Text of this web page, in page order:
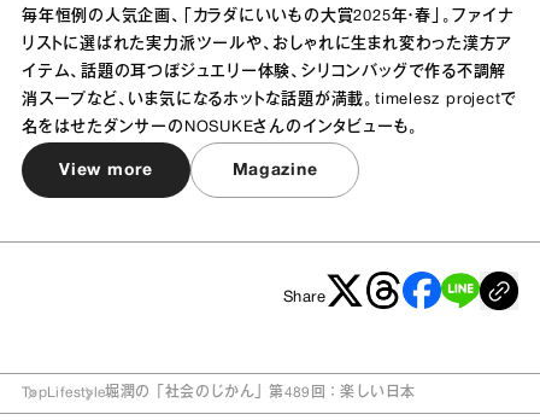
毎年恒例の人気企画、「カラダにいいもの大賞2025年・春」。ファイナ
リストに選ばれた実力派ツールや、おしゃれに生まれ変わった漢方ア
イテム、話題の耳つぼジュエリー体験、シリコンバッグで作る不調解
消スープなど、いま気になるホットな話題が満載。timelesz projectで
名をはせたダンサーのNOSUKEさんのインタビューも。
View more Magazine
Share
Top Lifestyle堀潤の「社会のじかん」第489回：楽しい日本